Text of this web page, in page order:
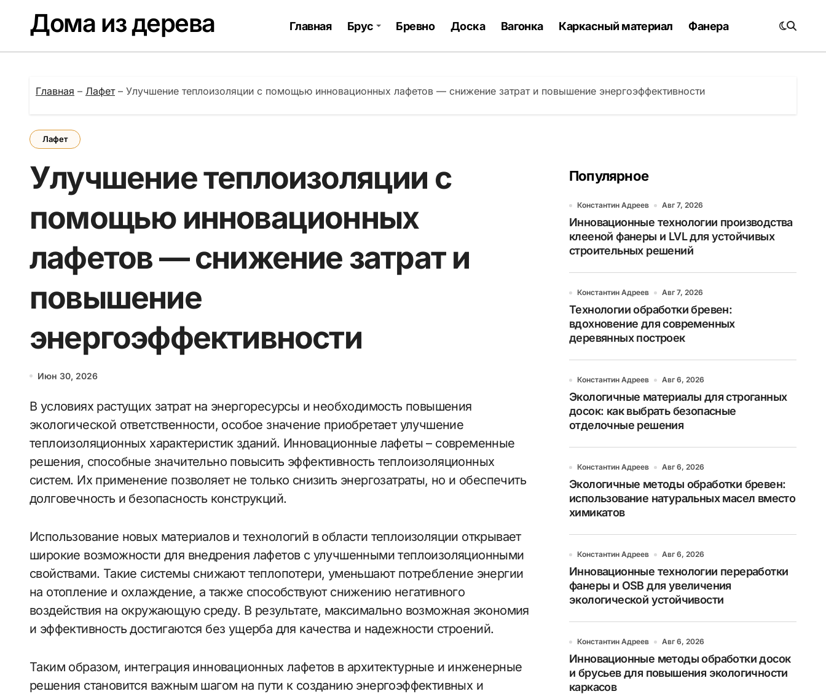
содержаниюДома из дерева Главная Брус Бревно Доска Вагонка Каркасный материал Фанера
Главная – Лафет– Улучшение теплоизоляции с помощью инновационных лафетов — снижение затрат и повышение энергоэффективности
Лафет
Улучшение теплоизоляции с
помощью инновационных
лафетов — снижение затрат и
повышение
энергоэффективности
Июн 30, 2026
В условиях растущих затрат на энергоресурсы и необходимость повышения
экологической ответственности, особое значение приобретает улучшение
теплоизоляционных характеристик зданий. Инновационные лафеты – современные
решения, способные значительно повысить эффективность теплоизоляционных
систем. Их применение позволяет не только снизить энергозатраты, но и обеспечить
долговечность и безопасность конструкций.
Использование новых материалов и технологий в области теплоизоляции открывает
широкие возможности для внедрения лафетов с улучшенными теплоизоляционными
свойствами. Такие системы снижают теплопотери, уменьшают потребление энергии
на отопление и охлаждение, а также способствуют снижению негативного
воздействия на окружающую среду. В результате, максимально возможная экономия
и эффективность достигаются без ущерба для качества и надежности строений.
Таким образом, интеграция инновационных лафетов в архитектурные и инженерные
решения становится важным шагом на пути к созданию энергоэффективных и
Популярное
Константин Адреев Авг 7, 2026
Инновационные технологии производства
клееной фанеры и LVL для устойчивых
строительных решений
Константин Адреев Авг 7, 2026
Технологии обработки бревен:
вдохновение для современных
деревянных построек
Константин Адреев Авг 6, 2026
Экологичные материалы для строганных
досок: как выбрать безопасные
отделочные решения
Константин Адреев Авг 6, 2026
Экологичные методы обработки бревен:
использование натуральных масел вместо
химикатов
Константин Адреев Авг 6, 2026
Инновационные технологии переработки
фанеры и OSB для увеличения
экологической устойчивости
Константин Адреев Авг 6, 2026
Инновационные методы обработки досок
и брусьев для повышения экологичности
каркасов